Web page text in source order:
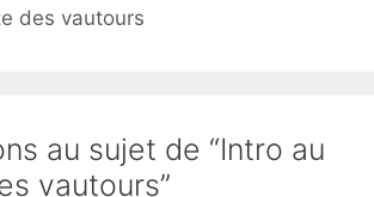
des vautours
au sujet de “Intro au
vautours”